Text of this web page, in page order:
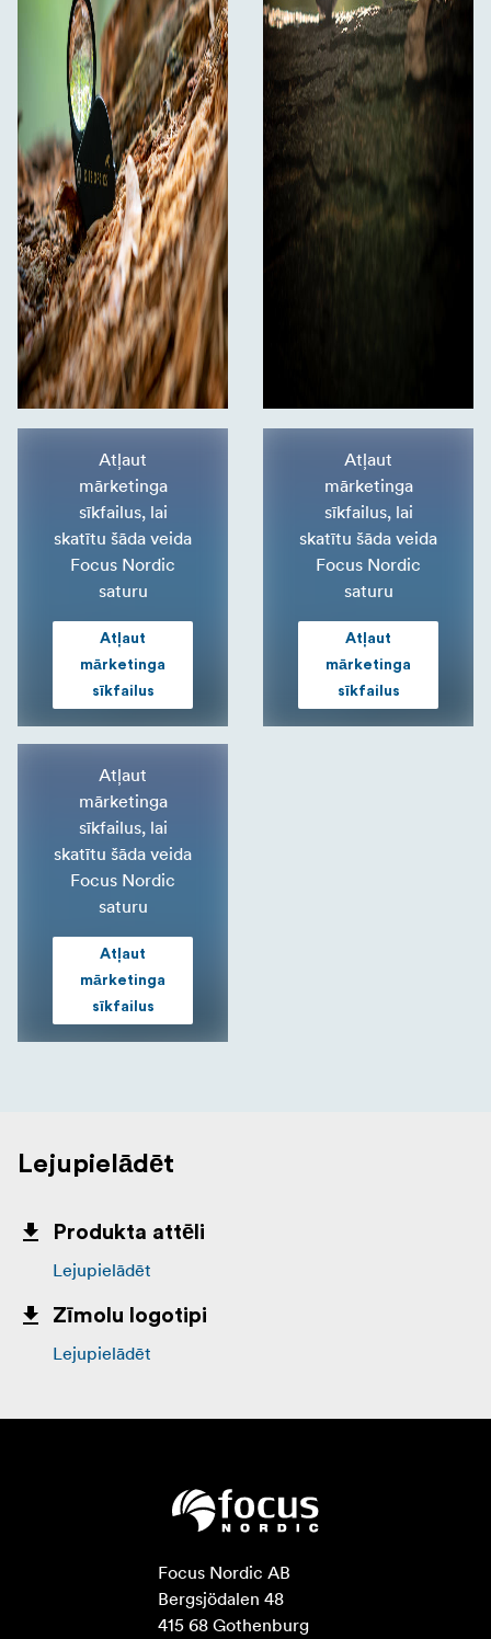
Atļaut
mārketinga
sīkfailus, lai
skatītu šāda veida
Focus Nordic
saturu
Atļaut
mārketinga
sīkfailus
Atļaut
mārketinga
sīkfailus, lai
skatītu šāda veida
Focus Nordic
saturu
Atļaut
mārketinga
sīkfailus
Atļaut
mārketinga
sīkfailus, lai
skatītu šāda veida
Focus Nordic
saturu
Atļaut
mārketinga
sīkfailus
Lejupielādēt
Produkta attēli
Lejupielādēt
Zīmolu logotipi
Lejupielādēt
Focus Nordic AB
Bergsjödalen 48
415 68 Gothenburg